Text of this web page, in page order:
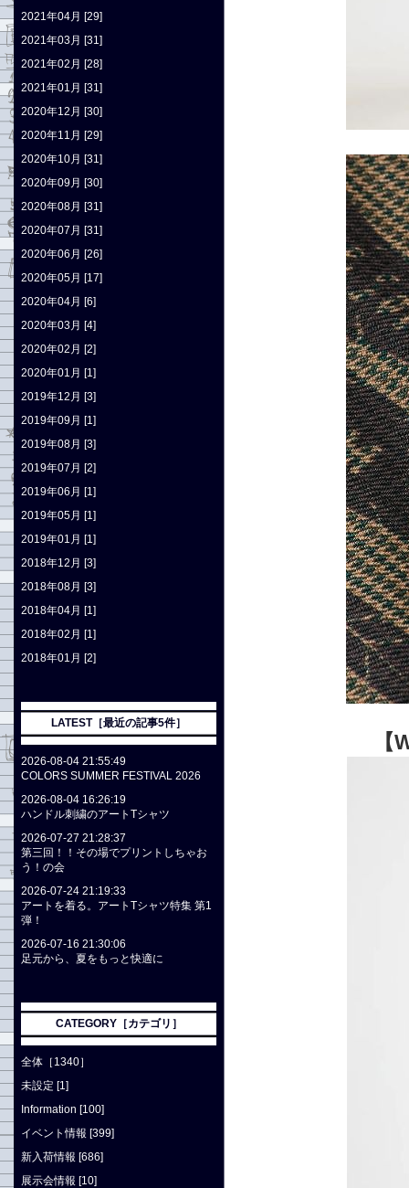
2021年04月 [29]
2021年03月 [31]
2021年02月 [28]
2021年01月 [31]
2020年12月 [30]
2020年11月 [29]
2020年10月 [31]
2020年09月 [30]
2020年08月 [31]
2020年07月 [31]
2020年06月 [26]
2020年05月 [17]
2020年04月 [6]
2020年03月 [4]
2020年02月 [2]
2020年01月 [1]
2019年12月 [3]
2019年09月 [1]
2019年08月 [3]
2019年07月 [2]
2019年06月 [1]
2019年05月 [1]
2019年01月 [1]
2018年12月 [3]
2018年08月 [3]
2018年04月 [1]
2018年02月 [1]
2018年01月 [2]
LATEST［最近の記事5件］
2026-08-04 21:55:49
COLORS SUMMER FESTIVAL 2026
2026-08-04 16:26:19
ハンドル刺繍のアートTシャツ
2026-07-27 21:28:37
第三回！！その場でプリントしちゃお
う！の会
2026-07-24 21:19:33
アートを着る。アートTシャツ特集 第1
弾！
2026-07-16 21:30:06
足元から、夏をもっと快適に
CATEGORY［カテゴリ］
全体［1340］
未設定 [1]
Information [100]
イベント情報 [399]
新入荷情報 [686]
展示会情報 [10]